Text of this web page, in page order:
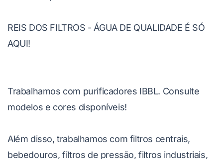
REIS DOS FILTROS - ÁGUA DE QUALIDADE É SÓ
AQUI!
Trabalhamos com purificadores IBBL. Consulte
modelos e cores disponíveis!
Além disso, trabalhamos com filtros centrais,
bebedouros, filtros de pressão, filtros industriais,